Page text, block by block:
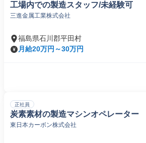
工場内での製造スタッフ/未経験可
三進金属工業株式会社
福島県石川郡平田村
月給20万円～30万円
正社員
炭素素材の製造マシンオペレーター
東日本カーボン株式会社